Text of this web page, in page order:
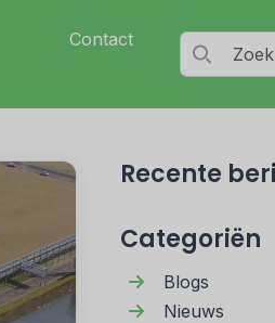
Contact
Recente
Categoriën
Blogs
Nieuws